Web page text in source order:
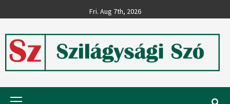
to
Fri. Aug 7th, 2026
Szilágysági